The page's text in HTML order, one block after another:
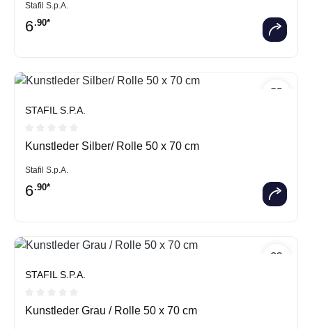
Stafil S.p.A.
6.90*
STAFIL S.P.A.
Durchschnittliche Bewertung von 0 von 5 Sternen
Kunstleder Silber/ Rolle 50 x 70 cm
Stafil S.p.A.
6.90*
STAFIL S.P.A.
Durchschnittliche Bewertung von 0 von 5 Sternen
Kunstleder Grau / Rolle 50 x 70 cm